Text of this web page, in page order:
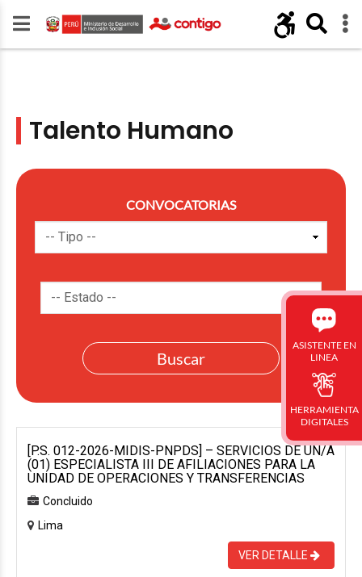
Talento Humano
CONVOCATORIAS
[P.S. 012-2026-MIDIS-PNPDS] – SERVICIOS DE UN/A
(01) ESPECIALISTA III DE AFILIACIONES PARA LA
UNIDAD DE OPERACIONES Y TRANSFERENCIAS
Concluido
Lima
VER DETALLE
ASISTENTE EN
LINEA
HERRAMIENTA
DIGITALES